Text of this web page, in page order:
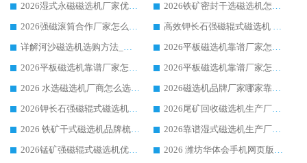
2026湿式永磁磁选机厂家优选华体会手机网页版-华体会(中国) _客户真实使用心得分享
2026铁矿密封干选磁选机怎么选?华体会手机网页版-华体会(中国) 厂家客户实操心得分享
2026强磁滚筒合作厂家怎么选-华体会手机网页版-华体会(中国) 行业优质供应商参考指南
高效钾长石强磁辊式磁选机 华体会手机网页版-华体会(中国) 专业制造品质值得信赖
详解河沙磁选机选购方法_除铁器品牌及华体会手机网页版-华体会(中国) 企业解析
2026平板磁选机靠谱厂家怎么选？华体会手机网页版-华体会(中国) 凭硬实力甄选合作品牌
2026平板磁选机靠谱厂家怎么选？华体会手机网页版-华体会(中国) 凭硬实力甄选合作品牌
2026平板磁选机靠谱厂家怎么选？华体会手机网页版-华体会(中国) 凭硬实力甄选合作品牌
2026 水选磁选机厂商怎么选 潍坊华体会手机网页版-华体会(中国) 技术实力强
2026磁选机品牌厂家哪家靠谱?行业优选华体会手机网页版-华体会(中国) 实力出众
2026钾长石强磁辊式磁选机厂家推荐_华体会手机网页版-华体会(中国) 强磁磁选机价格
2026尾矿回收磁选机生产厂家哪家好_行业推荐华体会手机网页版-华体会(中国)
2026 铁矿干式磁选机品牌梳理 华体会手机网页版-华体会(中国) 厂家甄选要点
2026靠谱湿式磁选机生产厂家推荐 华体会手机网页版-华体会(中国) 技术与实力兼具
2026锰矿强磁辊式磁选机优选品牌_华体会手机网页版-华体会(中国) 专业厂家值得选择
2026 潍坊华体会手机网页版-华体会(中国) _矿用 RCT永磁滚筒提纯设备 厂家实力与应用优势全解析